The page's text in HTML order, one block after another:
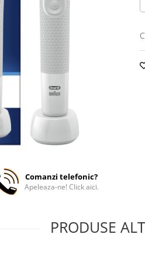
Comanzi telefonic?
Apeleaza-ne! Click aici.
PRODUSE